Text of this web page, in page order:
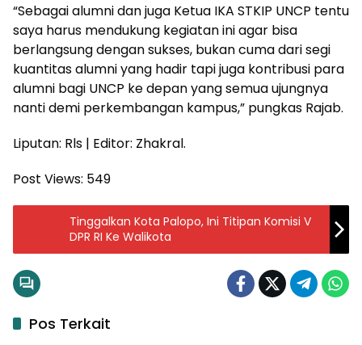
“Sebagai alumni dan juga Ketua IKA STKIP UNCP tentu
saya harus mendukung kegiatan ini agar bisa
berlangsung dengan sukses, bukan cuma dari segi
kuantitas alumni yang hadir tapi juga kontribusi para
alumni bagi UNCP ke depan yang semua ujungnya
nanti demi perkembangan kampus,” pungkas Rajab.
Liputan: Rls | Editor: Zhakral.
Post Views: 549
Tinggalkan Kota Palopo, Ini Titipan Komisi V
DPR RI Ke Walikota
Pos Terkait